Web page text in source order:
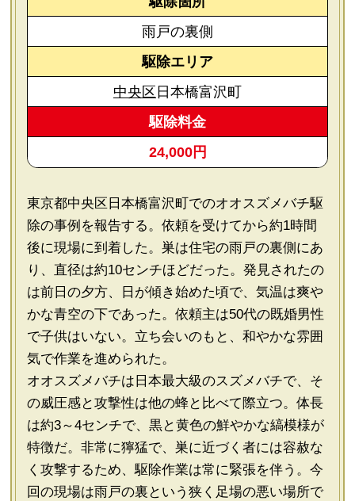
雨戸の裏側
駆除エリア
中央区日本橋富沢町
駆除料金
24,000円
東京都中央区日本橋富沢町でのオオスズメバチ駆
除の事例を報告する。依頼を受けてから約1時間
後に現場に到着した。巣は住宅の雨戸の裏側にあ
り、直径は約10センチほどだった。発見されたの
は前日の夕方、日が傾き始めた頃で、気温は爽や
かな青空の下であった。依頼主は50代の既婚男性
で子供はいない。立ち会いのもと、和やかな雰囲
気で作業を進められた。
オオスズメバチは日本最大級のスズメバチで、そ
の威圧感と攻撃性は他の蜂と比べて際立つ。体長
は約3～4センチで、黒と黄色の鮮やかな縞模様が
特徴だ。非常に獰猛で、巣に近づく者には容赦な
く攻撃するため、駆除作業は常に緊張を伴う。今
回の現場は雨戸の裏という狭く足場の悪い場所で